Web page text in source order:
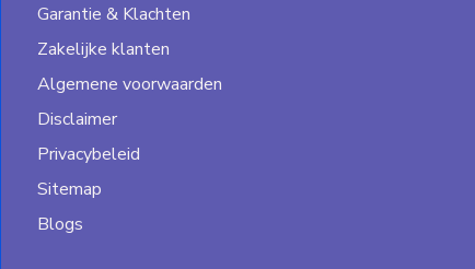
Garantie & Klachten
Zakelijke klanten
Algemene voorwaarden
Disclaimer
Privacybeleid
Sitemap
Blogs